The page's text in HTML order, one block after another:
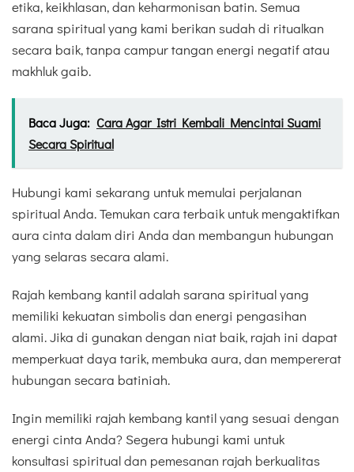
etika, keikhlasan, dan keharmonisan batin. Semua
sarana spiritual yang kami berikan sudah di ritualkan
secara baik, tanpa campur tangan energi negatif atau
makhluk gaib.
Baca Juga: Cara Agar Istri Kembali Mencintai Suami
Secara Spiritual
Hubungi kami sekarang untuk memulai perjalanan
spiritual Anda. Temukan cara terbaik untuk mengaktifkan
aura cinta dalam diri Anda dan membangun hubungan
yang selaras secara alami.
Rajah kembang kantil adalah sarana spiritual yang
memiliki kekuatan simbolis dan energi pengasihan
alami. Jika di gunakan dengan niat baik, rajah ini dapat
memperkuat daya tarik, membuka aura, dan mempererat
hubungan secara batiniah.
Ingin memiliki rajah kembang kantil yang sesuai dengan
energi cinta Anda? Segera hubungi kami untuk
konsultasi spiritual dan pemesanan rajah berkualitas